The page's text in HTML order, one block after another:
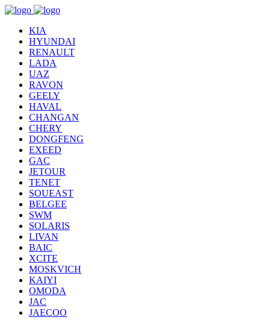
KIA
HYUNDAI
RENAULT
LADA
UAZ
RAVON
GEELY
HAVAL
CHANGAN
CHERY
DONGFENG
EXEED
GAC
JETOUR
TENET
SOUEAST
BELGEE
SWM
SOLARIS
LIVAN
BAIC
XCITE
MOSKVICH
KAIYI
OMODA
JAC
JAECOO